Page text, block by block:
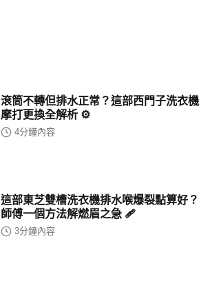
滾筒不轉但排水正常？這部西門子洗衣機
摩打更換全解析 ⚙️
4分鐘內容
這部東芝雙槽洗衣機排水喉爆裂點算好？
師傅一個方法解燃眉之急 🩹
3分鐘內容